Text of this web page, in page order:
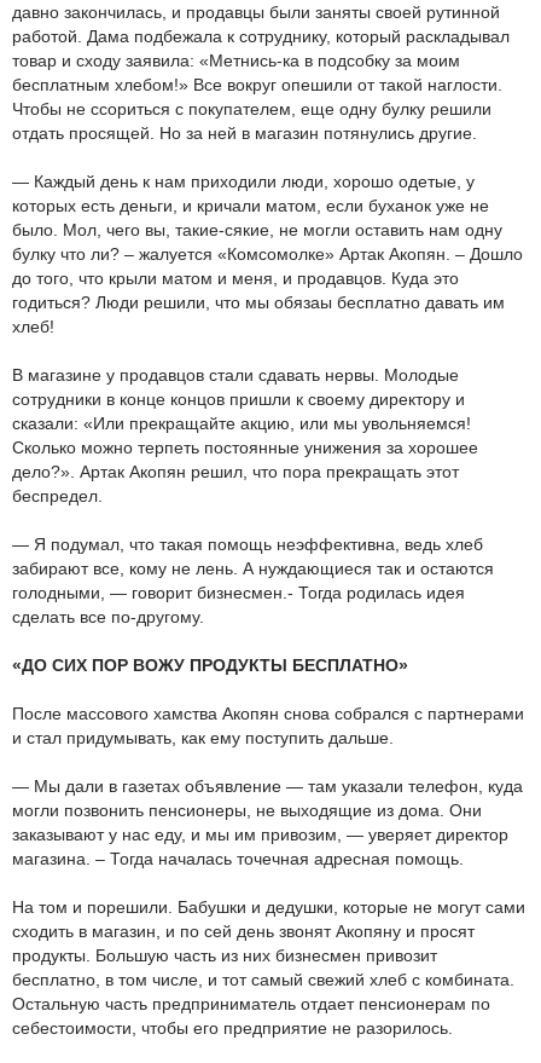
давно закончилась, и продавцы были заняты своей рутинной
работой. Дама подбежала к сотруднику, который раскладывал
товар и сходу заявила: «Метнись-ка в подсобку за моим
бесплатным хлебом!» Все вокруг опешили от такой наглости.
Чтобы не ссориться с покупателем, еще одну булку решили
отдать просящей. Но за ней в магазин потянулись другие.
— Каждый день к нам приходили люди, хорошо одетые, у
которых есть деньги, и кричали матом, если буханок уже не
было. Мол, чего вы, такие-сякие, не могли оставить нам одну
булку что ли? – жалуется «Комсомолке» Артак Акопян. – Дошло
до того, что крыли матом и меня, и продавцов. Куда это
годиться? Люди решили, что мы обязаы бесплатно давать им
хлеб!
В магазине у продавцов стали сдавать нервы. Молодые
сотрудники в конце концов пришли к своему директору и
сказали: «Или прекращайте акцию, или мы увольняемся!
Сколько можно терпеть постоянные унижения за хорошее
дело?». Артак Акопян решил, что пора прекращать этот
беспредел.
— Я подумал, что такая помощь неэффективна, ведь хлеб
забирают все, кому не лень. А нуждающиеся так и остаются
голодными, — говорит бизнесмен.- Тогда родилась идея
сделать все по-другому.
«ДО СИХ ПОР ВОЖУ ПРОДУКТЫ БЕСПЛАТНО»
После массового хамства Акопян снова собрался с партнерами
и стал придумывать, как ему поступить дальше.
— Мы дали в газетах объявление — там указали телефон, куда
могли позвонить пенсионеры, не выходящие из дома. Они
заказывают у нас еду, и мы им привозим, — уверяет директор
магазина. – Тогда началась точечная адресная помощь.
На том и порешили. Бабушки и дедушки, которые не могут сами
сходить в магазин, и по сей день звонят Акопяну и просят
продукты. Большую часть из них бизнесмен привозит
бесплатно, в том числе, и тот самый свежий хлеб с комбината.
Остальную часть предприниматель отдает пенсионерам по
себестоимости, чтобы его предприятие не разорилось.